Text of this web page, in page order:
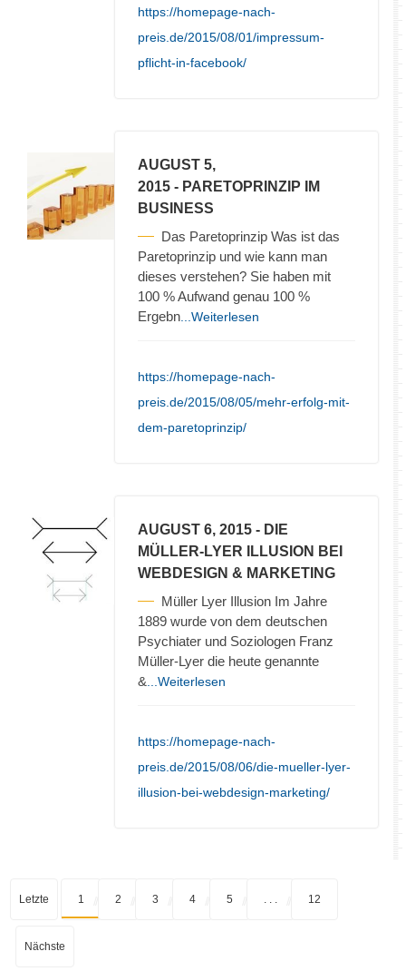
https://homepage-nach-
preis.de/2015/08/01/impressum-
pflicht-in-facebook/
AUGUST 5,
2015 - PARETOPRINZIP IM
BUSINESS
Das Paretoprinzip Was ist das
Paretoprinzip und wie kann man
dieses verstehen? Sie haben mit
100 % Aufwand genau 100 %
Ergebn ...Weiterlesen
https://homepage-nach-
preis.de/2015/08/05/mehr-erfolg-mit-
dem-paretoprinzip/
AUGUST 6, 2015 - DIE
MÜLLER-LYER ILLUSION BEI
WEBDESIGN & MARKETING
Müller Lyer Illusion Im Jahre
1889 wurde von dem deutschen
Psychiater und Soziologen Franz
Müller-Lyer die heute genannte
& ...Weiterlesen
https://homepage-nach-
preis.de/2015/08/06/die-mueller-lyer-
illusion-bei-webdesign-marketing/
Letzte 1 2 3 4 5 12
Nächste